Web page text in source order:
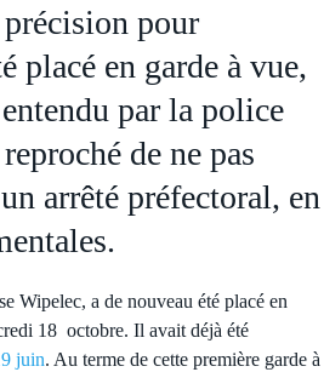
précision pour
placé en garde à vue,
par la police
de ne pas
arrêté préfectoral, en
Wipelec, a de nouveau été placé en
18 octobre. Il avait déjà été
juin. Au terme de cette première garde à